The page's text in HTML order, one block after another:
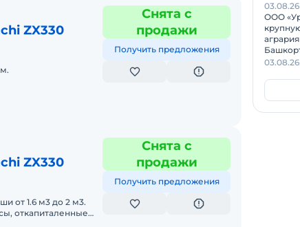
ZX330
Снята с
продажи
Получить предложения
ZX330
от 1.6 м3 до 2 м3.
откапиталенные
Снята с
продажи
Получить предложения
03.08.26
ООО
03.08.26